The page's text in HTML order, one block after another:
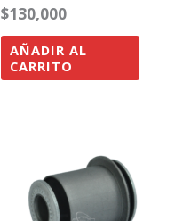
$130,000
AÑADIR AL
CARRITO